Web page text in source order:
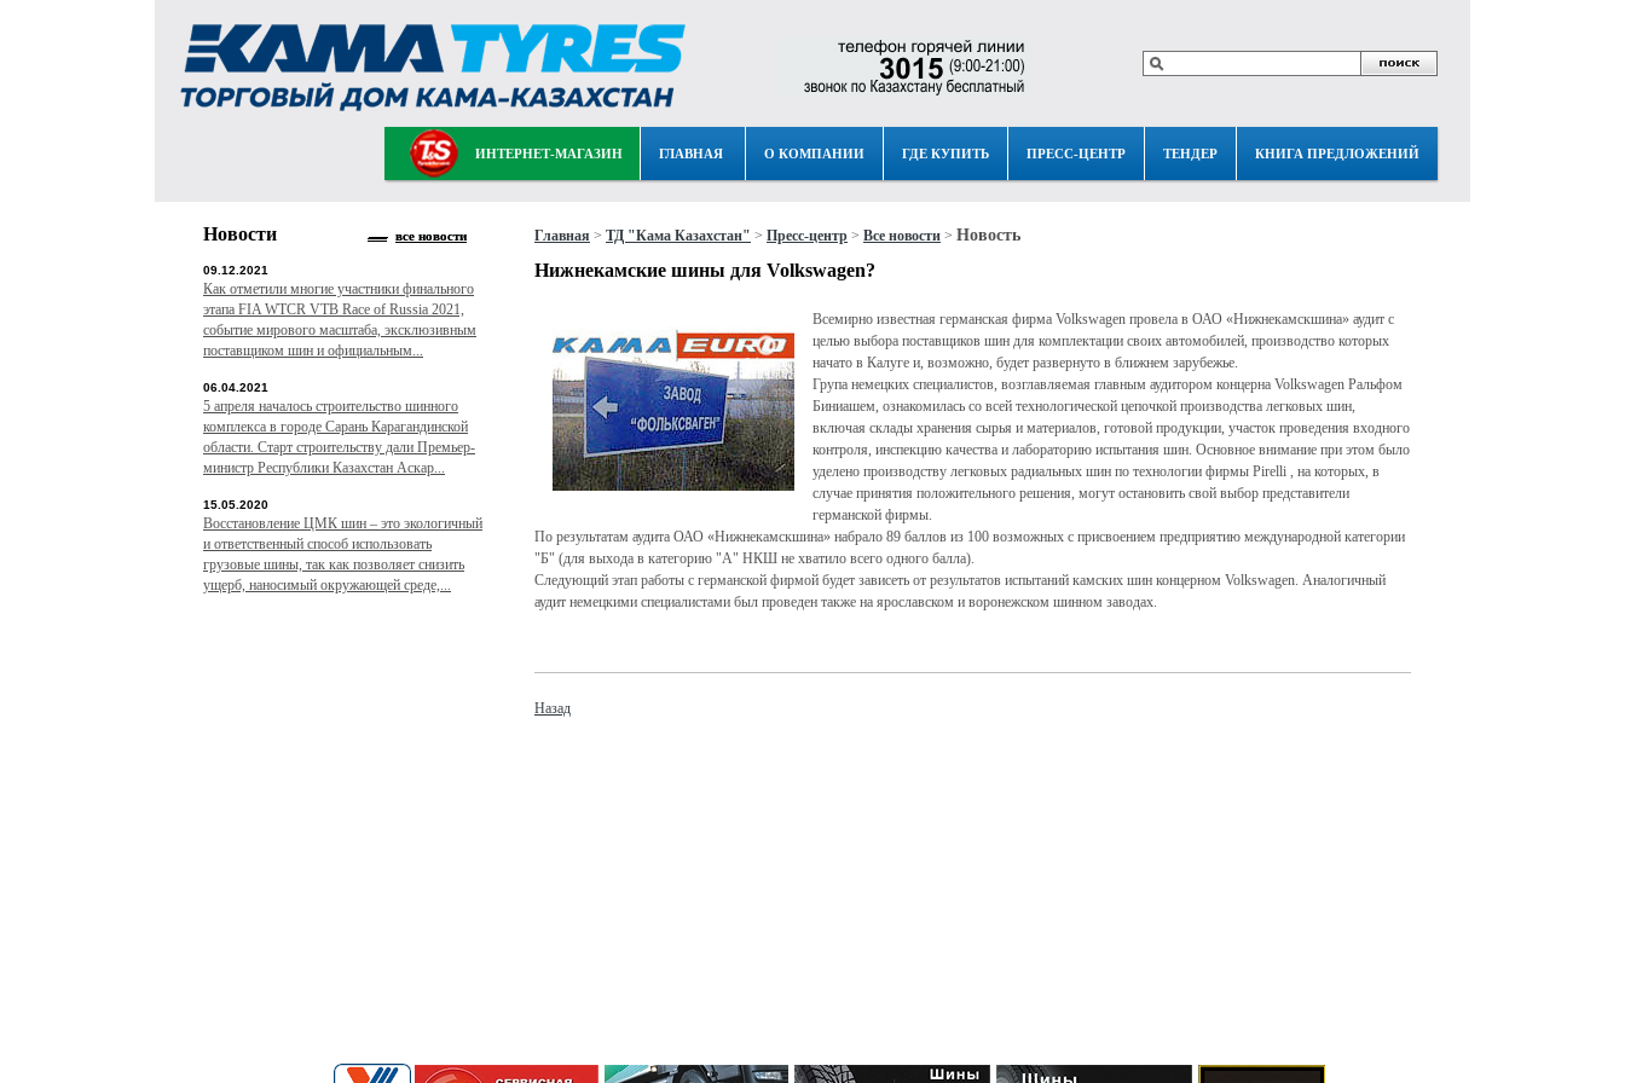
ИНТЕРНЕТ-МАГАЗИН ГЛАВНАЯ О КОМПАНИИ ГДЕ КУПИТЬ ПРЕСС-ЦЕНТР ТЕНДЕР КНИГА ПРЕДЛОЖЕНИЙ
Главная > ТД "Кама Казахстан" > Пресс-центр > Все новости > Новость
Нижнекамские шины для Volkswagen?
Всемирно известная германская фирма Volkswagen провела в ОАО «Нижнекамскшина» аудит с
целью выбора поставщиков шин для комплектации своих автомобилей, производство которых
начато в Калуге и, возможно, будет развернуто в ближнем зарубежье.
Група немецких специалистов, возглавляемая главным аудитором концерна Volkswagen Ральфом
Биниашем, ознакомилась со всей технологической цепочкой производства легковых шин,
включая склады хранения сырья и материалов, готовой продукции, участок проведения входного
контроля, инспекцию качества и лабораторию испытания шин. Основное внимание при этом было
уделено производству легковых радиальных шин по технологии фирмы Pirelli , на которых, в
случае принятия положительного решения, могут остановить свой выбор представители
германской фирмы.
По результатам аудита ОАО «Нижнекамскшина» набрало 89 баллов из 100 возможных с присвоением предприятию международной категории
"Б" (для выхода в категорию "А" НКШ не хватило всего одного балла).
Следующий этап работы с германской фирмой будет зависеть от результатов испытаний камских шин концерном Volkswagen. Аналогичный
аудит немецкими специалистами был проведен также на ярославском и воронежском шинном заводах.
Назад
Новости все новости
09.12.2021
Как отметили многие участники финального
этапа FIA WTCR VTB Race of Russia 2021,
событие мирового масштаба, эксклюзивным
поставщиком шин и официальным...
06.04.2021
5 апреля началось строительство шинного
комплекса в городе Сарань Карагандинской
области. Старт строительству дали Премьер-
министр Республики Казахстан Аскар...
15.05.2020
Восстановление ЦМК шин – это экологичный
и ответственный способ использовать
грузовые шины, так как позволяет снизить
ущерб, наносимый окружающей среде,...